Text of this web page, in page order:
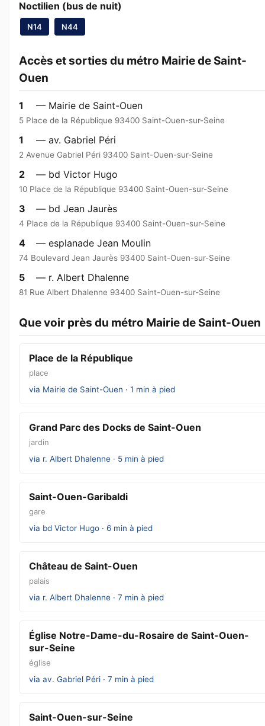
Noctilien (bus de nuit)
N14 N44
Accès et sorties du métro Mairie de Saint-
Ouen
1 — Mairie de Saint-Ouen
5 Place de la République 93400 Saint-Ouen-sur-Seine
1 — av. Gabriel Péri
2 Avenue Gabriel Péri 93400 Saint-Ouen-sur-Seine
2 — bd Victor Hugo
10 Place de la République 93400 Saint-Ouen-sur-Seine
3 — bd Jean Jaurès
4 Place de la République 93400 Saint-Ouen-sur-Seine
4 — esplanade Jean Moulin
74 Boulevard Jean Jaurès 93400 Saint-Ouen-sur-Seine
5 — r. Albert Dhalenne
81 Rue Albert Dhalenne 93400 Saint-Ouen-sur-Seine
Que voir près du métro Mairie de Saint-Ouen
Place de la République
place
via Mairie de Saint-Ouen · 1 min à pied
Grand Parc des Docks de Saint-Ouen
jardin
via r. Albert Dhalenne · 5 min à pied
Saint-Ouen-Garibaldi
gare
via bd Victor Hugo · 6 min à pied
Château de Saint-Ouen
palais
via r. Albert Dhalenne · 7 min à pied
Église Notre-Dame-du-Rosaire de Saint-Ouen-
sur-Seine
église
via av. Gabriel Péri · 7 min à pied
Saint-Ouen-sur-Seine